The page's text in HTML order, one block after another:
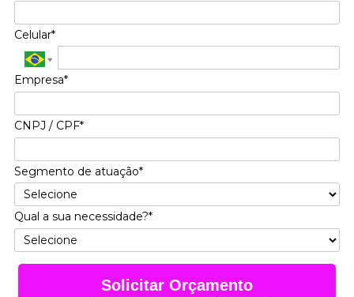
Celular*
Empresa*
CNPJ / CPF*
Segmento de atuação*
Qual a sua necessidade?*
Solicitar Orçamento